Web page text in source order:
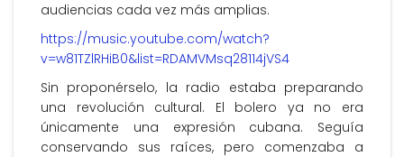
audiencias cada vez más amplias.
https://music.youtube.com/watch?
v=w81TZlRHiB0&list=RDAMVMsq28114jVS4
Sin proponérselo, la radio estaba preparando
una revolución cultural. El bolero ya no era
únicamente una expresión cubana. Seguía
conservando sus raíces, pero comenzaba a